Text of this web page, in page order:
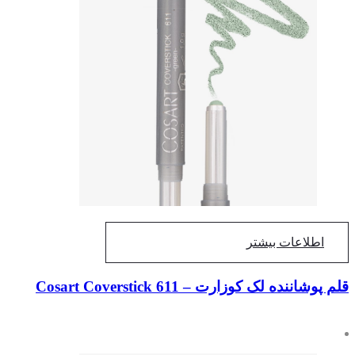
اطلاعات بیشتر
قلم پوشاننده لک کوزارت – Cosart Coverstick 611